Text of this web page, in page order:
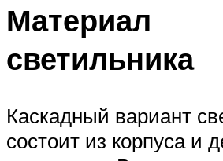
Материал
светильника
Каскадный вариант
состоит из корпуса и